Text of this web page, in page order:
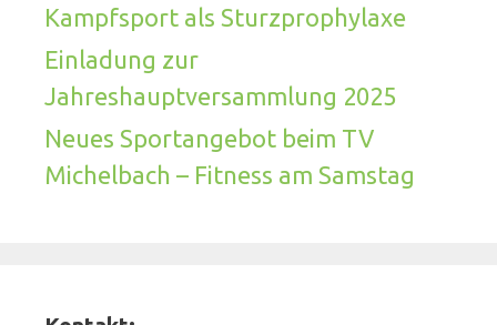
Kampfsport als Sturzprophylaxe
Einladung zur
Jahreshauptversammlung 2025
Neues Sportangebot beim TV
Michelbach – Fitness am Samstag